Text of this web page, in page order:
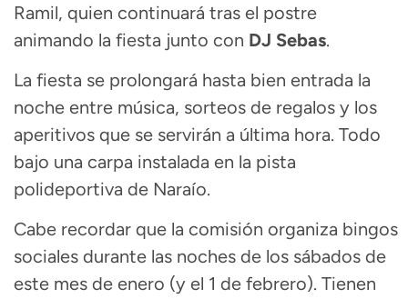
Ramil, quien continuará tras el postre
animando la fiesta junto con DJ Sebas.
La fiesta se prolongará hasta bien entrada la
noche entre música, sorteos de regalos y los
aperitivos que se servirán a última hora. Todo
bajo una carpa instalada en la pista
polideportiva de Naraío.
Cabe recordar que la comisión organiza bingos
sociales durante las noches de los sábados de
este mes de enero (y el 1 de febrero). Tienen